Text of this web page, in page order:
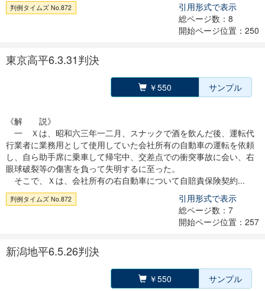
判例タイムズ No.872
引用形式で表示
総ページ数：8
開始ページ位置：250
東京高平6.3.31判決
￥550 サンプル
《解 説》
一 Ｘは、昭和六三年一二月、スナックで酒を飲んだ後、運転代
行業者に業務用として使用していた会社所有の自動車の運転を依頼
し、自ら助手席に乗車して帰宅中、交差点での衝突事故に会い、右
眼球破裂等の傷害を負って失明するに至った。
そこで、Ｘは、会社所有の右自動車について自賠責保険契約...
判例タイムズ No.872
引用形式で表示
総ページ数：7
開始ページ位置：257
新潟地平6.5.26判決
￥550 サンプル